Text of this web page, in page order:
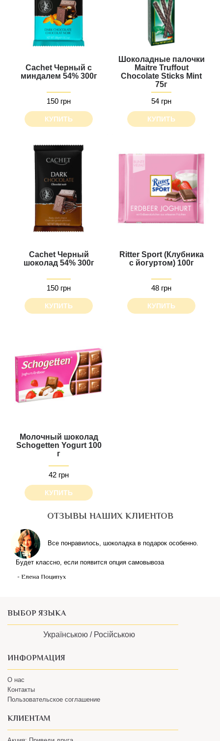
Cachet Черный с
миндалем 54% 300г
150 грн
КУПИТЬ
Шоколадные палочки
Maitre Truffout
Chocolate Sticks Mint
75г
54 грн
КУПИТЬ
Cachet Черный
шоколад 54% 300г
150 грн
КУПИТЬ
Ritter Sport (Клубника
с йогуртом) 100г
48 грн
КУПИТЬ
Молочный шоколад
Schogetten Yogurt 100
г
42 грн
КУПИТЬ
ОТЗЫВЫ НАШИХ КЛИЕНТОВ
Все понравилось, шоколадка в подарок особенно.
Будет классно, если появится опция самовывоза
- Елена Поципух
ВЫБОР ЯЗЫКА
Українською / Російською
ИНФОРМАЦИЯ
О нас
Контакты
Пользовательское соглашение
КЛИЕНТАМ